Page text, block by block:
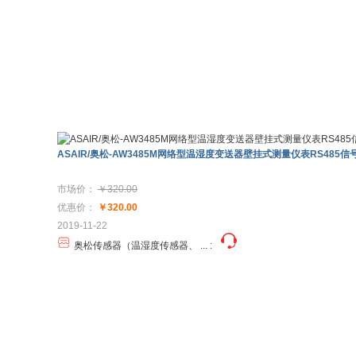
ASAIR/奥松-AW3485M网络型温湿度变送器壁挂式测量仪表RS485信
市场价： ￥320.00
优惠价：
￥320.00
2019-11-22
奥松传感器（温湿度传感器、 ... :